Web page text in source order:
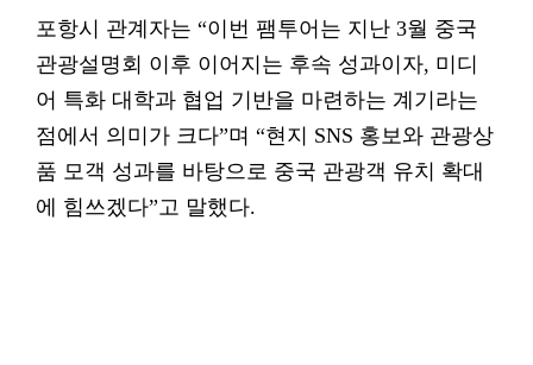
포항시 관계자는 “이번 팸투어는 지난 3월 중국
관광설명회 이후 이어지는 후속 성과이자, 미디
어 특화 대학과 협업 기반을 마련하는 계기라는
점에서 의미가 크다”며 “현지 SNS 홍보와 관광상
품 모객 성과를 바탕으로 중국 관광객 유치 확대
에 힘쓰겠다”고 말했다.